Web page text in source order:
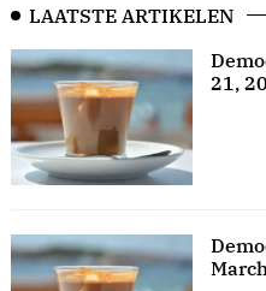
LAATSTE ARTIKELEN
21,